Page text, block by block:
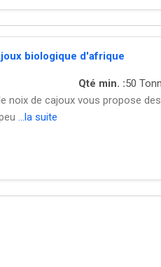
biologique d'afrique
Qté min. :50
noix de cajoux vous propose
...la suite